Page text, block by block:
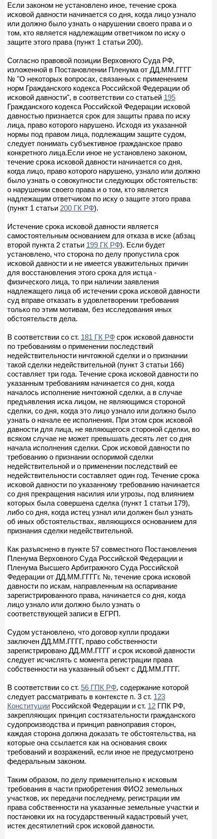
Если законом не установлено иное, течение срока
исковой давности начинается со дня, когда лицо узнало
или должно было узнать о нарушении своего права и о
том, кто является надлежащим ответчиком по иску о
защите этого права (пункт 1 статьи 200).
Согласно правовой позиции Верховного Суда РФ,
изложенной в Постановлении Пленума от ДД.ММ.ГГГГ
№ "О некоторых вопросах, связанных с применением
норм Гражданского кодекса Российской Федерации об
исковой давности", в соответствии со статьей 195
Гражданского кодекса Российской Федерации исковой
давностью признается срок для защиты права по иску
лица, право которого нарушено. Исходя из указанной
нормы под правом лица, подлежащим защите судом,
следует понимать субъективное гражданское право
конкретного лица.Если иное не установлено законом,
течение срока исковой давности начинается со дня,
когда лицо, право которого нарушено, узнало или должно
было узнать о совокупности следующих обстоятельств:
о нарушении своего права и о том, кто является
надлежащим ответчиком по иску о защите этого права
(пункт 1 статьи 200 ГК РФ).
Истечение срока исковой давности является
самостоятельным основанием для отказа в иске (абзац
второй пункта 2 статьи 199 ГК РФ). Если будет
установлено, что сторона по делу пропустила срок
исковой давности и не имеется уважительных причин
для восстановления этого срока для истца -
физического лица, то при наличии заявления
надлежащего лица об истечении срока исковой давности
суд вправе отказать в удовлетворении требования
только по этим мотивам, без исследования иных
обстоятельств дела.
В соответствии со ст. 181 ГК РФ срок исковой давности
по требованиям о применении последствий
недействительности ничтожной сделки и о признании
такой сделки недействительной (пункт 3 статьи 166)
составляет три года. Течение срока исковой давности по
указанным требованиям начинается со дня, когда
началось исполнение ничтожной сделки, а в случае
предъявления иска лицом, не являющимся стороной
сделки, со дня, когда это лицо узнало или должно было
узнать о начале ее исполнения. При этом срок исковой
давности для лица, не являющегося стороной сделки, во
всяком случае не может превышать десять лет со дня
начала исполнения сделки. Срок исковой давности по
требованию о признании оспоримой сделки
недействительной и о применении последствий ее
недействительности составляет один год. Течение срока
исковой давности по указанному требованию начинается
со дня прекращения насилия или угрозы, под влиянием
которых была совершена сделка (пункт 1 статьи 179),
либо со дня, когда истец узнал или должен был узнать
об иных обстоятельствах, являющихся основанием для
признания сделки недействительной.
Как разъяснено в пункте 57 совместного Постановления
Пленума Верховного Суда Российской Федерации и
Пленума Высшего Арбитражного Суда Российской
Федерации от ДД.ММ.ГГГГг. №, течение срока исковой
давности по искам, направленным на оспаривание
зарегистрированного права, начинается со дня, когда
лицо узнало или должно было узнать о
соответствующей записи в ЕГРП.
Судом установлено, что договор купли продажи
заключен ДД.ММ.ГГГГ, право собственности
зарегистрировано ДД.ММ.ГГГГ и срок исковой давности
следует исчислять с момента регистрации права
собственности на указанный объект с ДД.ММ.ГГГГ.
В соответствии со ст. 56 ГПК РФ, содержание которой
следует рассматривать в контексте п. 3 ст. 123
Конституции Российской Федерации и ст. 12 ГПК РФ,
закрепляющих принцип состязательности гражданского
судопроизводства и принцип равноправия сторон,
каждая сторона должна доказать те обстоятельства, на
которые она ссылается как на основания своих
требований и возражений, если иное не предусмотрено
федеральным законом.
Таким образом, по делу применительно к исковым
требования в части приобретения ФИО2 земельных
участков, их передачи последнему, регистрации им
права собственности на указанные земельные участки и
постановки их на государственный кадастровый учет,
истек десятилетний срок исковой давности.